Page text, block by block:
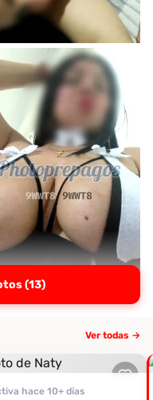
(13)
Ver todas →
hace 10+ días